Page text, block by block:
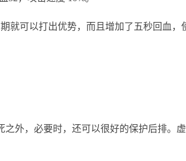
可以打出优势，而且增加了五秒回血，
外，必要时，还可以很好的保护后排。